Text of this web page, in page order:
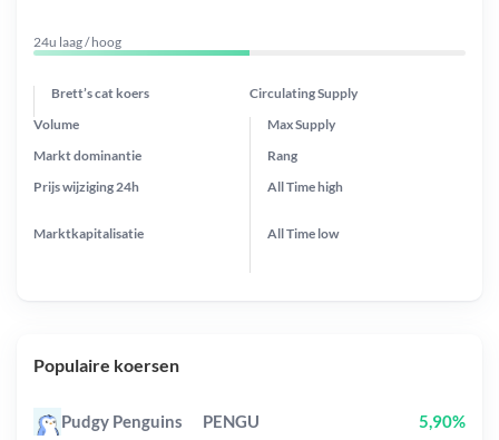
24u laag / hoog
Brett’s cat koers Circulating Supply
Prijs wijziging 24h
Max Supply
Markt dominantie
Marktkapitalisatie
Volume
Rang
All Timehigh
All Time low
Populaire koersen
Pudgy Penguins PENGU 5,90%